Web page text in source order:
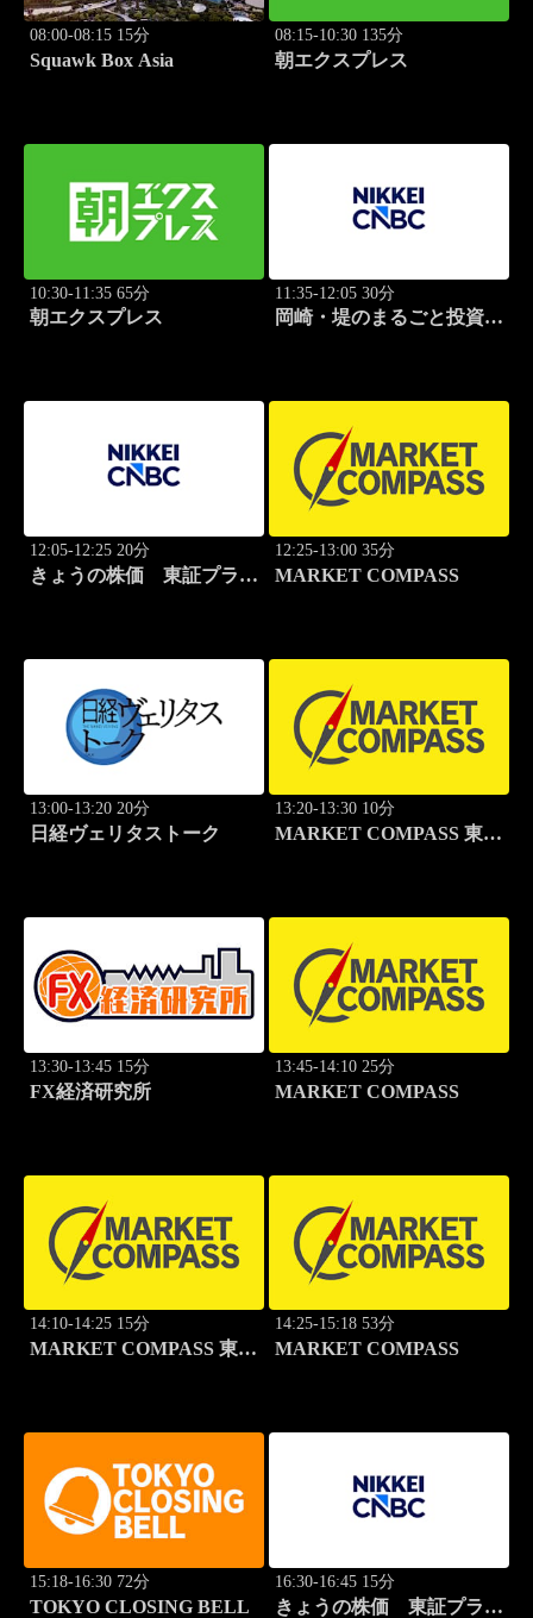
08:00-08:15 15分
Squawk Box Asia
08:15-10:30 135分
朝エクスプレス
10:30-11:35 65分
朝エクスプレス
11:35-12:05 30分
岡崎・堤のまるごと投資道
12:05-12:25 20分
きょうの株価 東証プライ
12:25-13:00 35分
MARKET COMPASS
13:00-13:20 20分
日経ヴェリタストーク
13:20-13:30 10分
MARKET COMPASS 東証
13:30-13:45 15分
FX経済研究所
13:45-14:10 25分
MARKET COMPASS
14:10-14:25 15分
MARKET COMPASS 東証
14:25-15:18 53分
MARKET COMPASS
15:18-16:30 72分
TOKYO CLOSING BELL
16:30-16:45 15分
きょうの株価 東証プライ